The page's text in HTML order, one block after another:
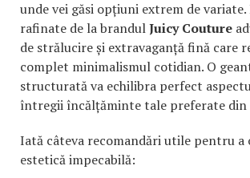
unde vei găsi opțiuni extrem de variate.
rafinate de la brandulJuicy Couture
de strălucire și extravaganță fină care
complet minimalismul cotidian. O
structurată va echilibra perfect
întregii încălțăminte tale preferate din
Iată câteva recomandări utile pentru a
estetică impecabilă: